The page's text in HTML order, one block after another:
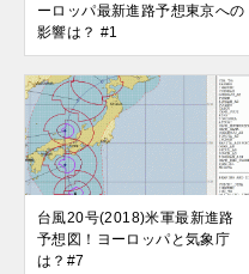
ーロッパ最新進路予想東京への
影響は？ #1
台風20号(2018)米軍最新進路
予想図！ヨーロッパと気象庁
は？#7